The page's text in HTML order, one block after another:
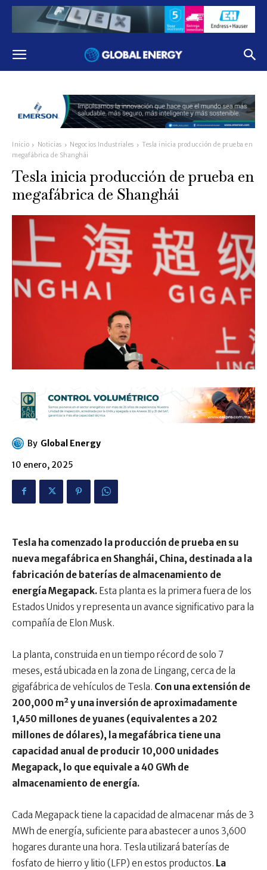
Inicio Noticias Negocios Industriales
Tesla inicia producción de prueba en
megafábrica de Shanghái
Tesla inicia producción de prueba en
megafábrica de Shanghái
By Global Energy
10 enero, 2025
Tesla ha comenzado la producción de prueba en su
nueva megafábrica en Shanghái, China, destinada a la
fabricación de baterías de almacenamiento de
energía Megapack. Esta planta es la primera fuera de los
Estados Unidos y representa un avance significativo para la
compañía de Elon Musk.
La planta, construida en un tiempo récord de solo 7
meses, está ubicada en la zona de Lingang, cerca de la
gigafábrica de vehículos de Tesla. Con una extensión de
200,000 m² y una inversión de aproximadamente
1,450 millones de yuanes (equivalentes a 202
millones de dólares), la megafábrica tiene una
capacidad anual de producir 10,000 unidades
Megapack, lo que equivale a 40 GWh de
almacenamiento de energía.
Cada Megapack tiene la capacidad de almacenar más de 3
MWh de energía, suficiente para abastecer a unos 3,600
hogares durante una hora. Tesla utilizará baterías de
fosfato de hierro y litio (LFP) en estos productos. La